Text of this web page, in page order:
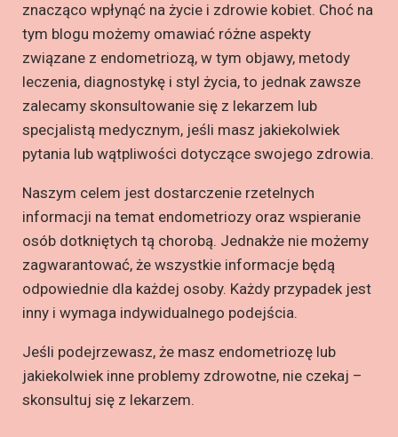
znacząco wpłynąć na życie i zdrowie kobiet. Choć na
tym blogu możemy omawiać różne aspekty
związane z endometriozą, w tym objawy, metody
leczenia, diagnostykę i styl życia, to jednak zawsze
zalecamy skonsultowanie się z lekarzem lub
specjalistą medycznym, jeśli masz jakiekolwiek
pytania lub wątpliwości dotyczące swojego zdrowia.
Naszym celem jest dostarczenie rzetelnych
informacji na temat endometriozy oraz wspieranie
osób dotkniętych tą chorobą. Jednakże nie możemy
zagwarantować, że wszystkie informacje będą
odpowiednie dla każdej osoby. Każdy przypadek jest
inny i wymaga indywidualnego podejścia.
Jeśli podejrzewasz, że masz endometriozę lub
jakiekolwiek inne problemy zdrowotne, nie czekaj –
skonsultuj się z lekarzem.